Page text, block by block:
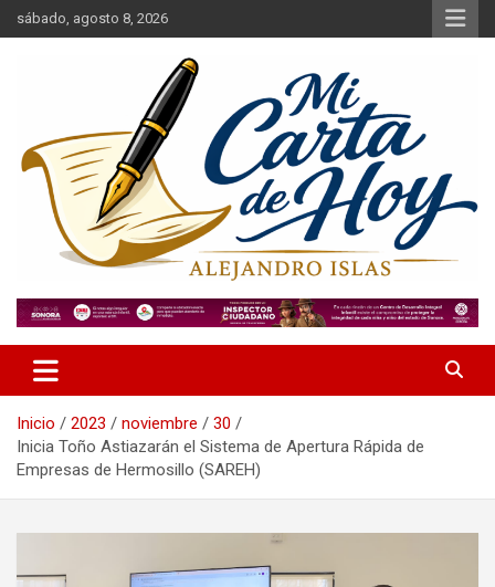
Saltar
al
sábado, agosto 8, 2026
Mi Carta de Hoy
Inicio 2023 noviembre
30
Inicia Toño Astiazarán el Sistema de Apertura Rápida de
Empresas de Hermosillo (SAREH)